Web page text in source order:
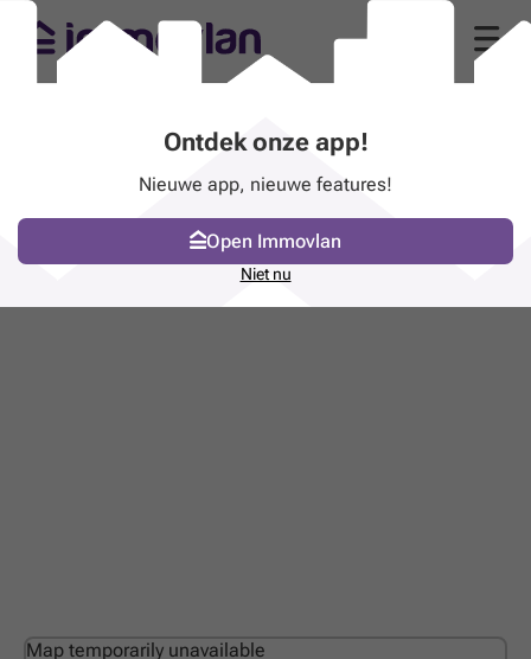
Map temporarily unavailable
Ontdek onze app!
Nieuwe app, nieuwe features!
Open Immovlan
Niet nu